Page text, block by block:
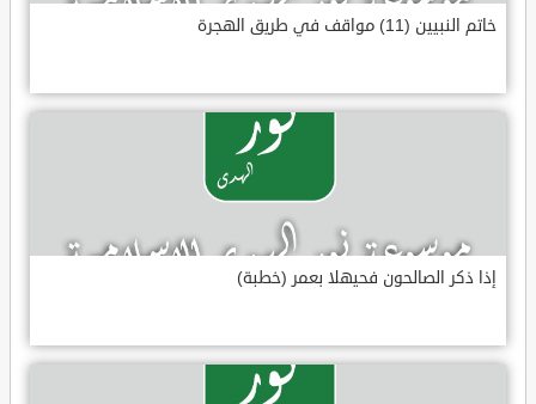
خاتم النبيين (11) مواقف في طريق الهجرة
إذا ذكر الصالحون فحيهلا بعمر (خطبة)